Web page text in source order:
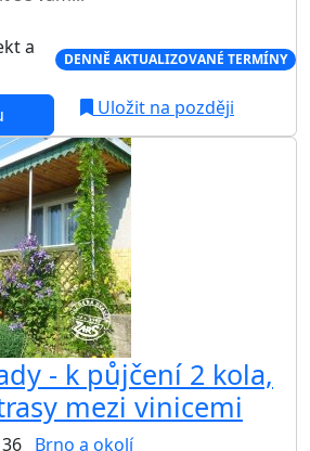
a
DENNĚ AKTUALIZOVANÉ TERMÍNY
Uložit na později
- k půjčení 2 kola,
mezi vinicemi
Brno a okolí